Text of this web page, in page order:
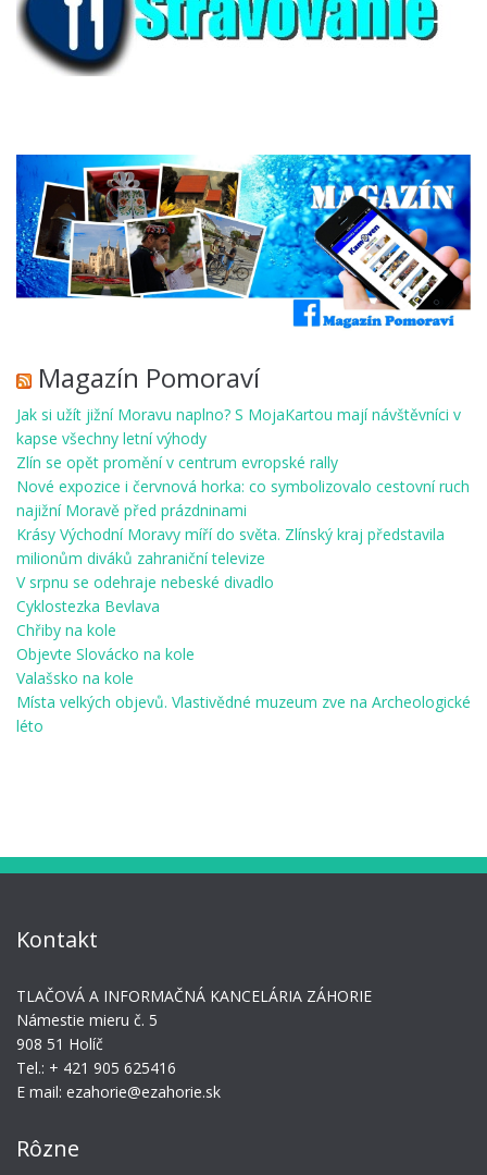
Magazín Pomoraví
Jak si užít jižní Moravu naplno? S MojaKartou mají návštěvníci v
kapse všechny letní výhody
Zlín se opět promění v centrum evropské rally
Nové expozice i červnová horka: co symbolizovalo cestovní ruch
najižní Moravě před prázdninami
Krásy Východní Moravy míří do světa. Zlínský kraj představila
milionům diváků zahraniční televize
V srpnu se odehraje nebeské divadlo
Cyklostezka Bevlava
Chřiby na kole
Objevte Slovácko na kole
Valašsko na kole
Místa velkých objevů. Vlastivědné muzeum zve na Archeologické
léto
Kontakt
TLAČOVÁ A INFORMAČNÁ KANCELÁRIA ZÁHORIE
Námestie mieru č. 5
908 51 Holíč
Tel.: + 421 905 625416
E mail: ezahorie@ezahorie.sk
Rôzne